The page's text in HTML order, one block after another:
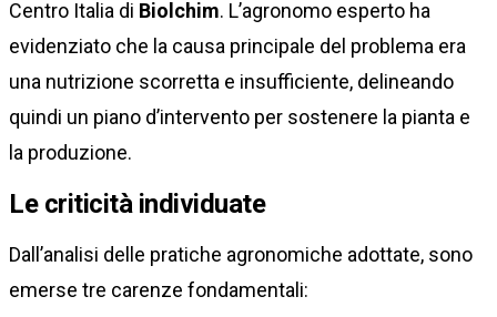
Centro Italia di Biolchim. L’agronomo esperto ha
evidenziato che la causa principale del problema era
una nutrizione scorretta e insufficiente, delineando
quindi un piano d’intervento per sostenere la pianta e
la produzione.
Le criticità individuate
Dall’analisi delle pratiche agronomiche adottate, sono
emerse tre carenze fondamentali: